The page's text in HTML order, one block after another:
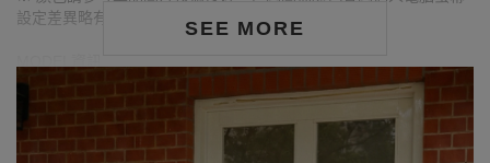
SEE MORE
設定差異略有不同，請以實際商品顏色為準。
身高175cm／胸圍Bust：82cm
腰圍Waist：57cm／臀圍hips：88cm
試穿報告：模特兒穿著F號